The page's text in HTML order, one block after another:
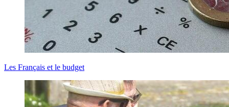
Les Français et le budget